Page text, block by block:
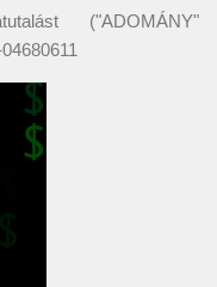
("ADOMÁNY"